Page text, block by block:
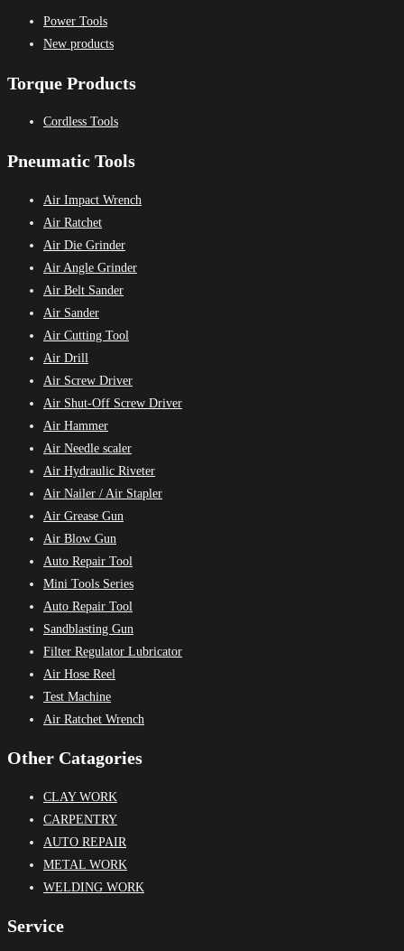
Power Tools
New products
Torque Products
Cordless Tools
Pneumatic Tools
Air Impact Wrench
Air Ratchet
Air Die Grinder
Air Angle Grinder
Air Belt Sander
Air Sander
Air Cutting Tool
Air Drill
Air Screw Driver
Air Shut-Off Screw Driver
Air Hammer
Air Needle scaler
Air Hydraulic Riveter
Air Nailer / Air Stapler
Air Grease Gun
Air Blow Gun
Auto Repair Tool
Mini Tools Series
Auto Repair Tool
Sandblasting Gun
Filter Regulator Lubricator
Air Hose Reel
Test Machine
Air Ratchet Wrench
Other Catagories
CLAY WORK
CARPENTRY
AUTO REPAIR
METAL WORK
WELDING WORK
Service